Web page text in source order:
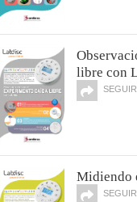
libre con
Midiendo